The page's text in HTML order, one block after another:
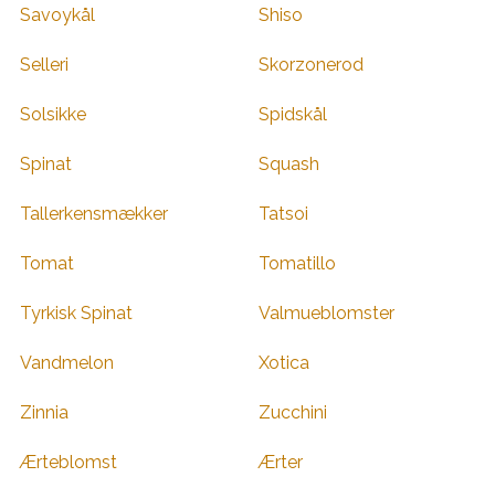
Savoykål Shiso
Selleri Skorzonerod
Solsikke Spidskål
Spinat Squash
Tallerkensmækker Tatsoi
Tomat Tomatillo
Tyrkisk Spinat Valmueblomster
Vandmelon Xotica
Zinnia Zucchini
Ærteblomst Ærter